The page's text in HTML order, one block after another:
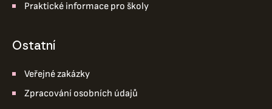
Praktické informace pro školy
ostatní
Veřejné zakázky
Zpracování osobních údajů